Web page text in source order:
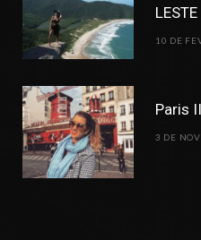
10 DE
Paris II
3 DE